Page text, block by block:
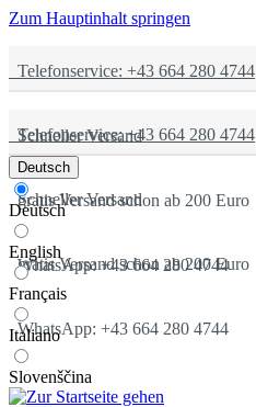
Zum Hauptinhalt springen
Telefonservice: +43 664 280 4744
Schneller Versand
gratis Versand schon ab 200 Euro
WhatsApp: +43 664 280 4744
Telefonservice: +43 664 280 4744
Schneller Versand
gratis Versand schon ab 200 Euro
WhatsApp: +43 664 280 4744
Deutsch
Deutsch
English
Français
Italiano
Slovenščina